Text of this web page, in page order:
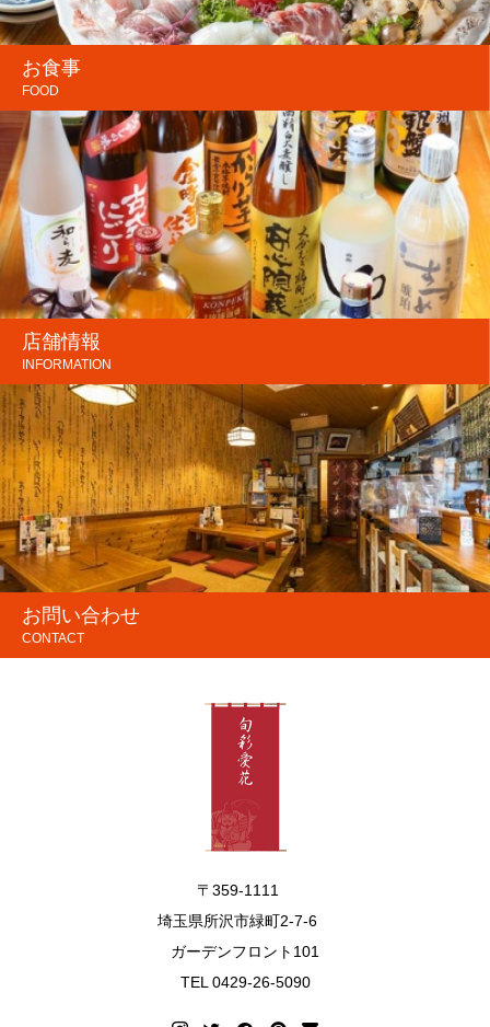
お食事
FOOD
店舗情報
INFORMATION
お問い合わせ
CONTACT
〒359-1111
埼玉県所沢市緑町2-7-6
ガーデンフロント101
TEL 0429-26-5090